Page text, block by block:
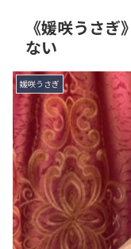
《媛咲うさ
ない
媛咲うさぎ